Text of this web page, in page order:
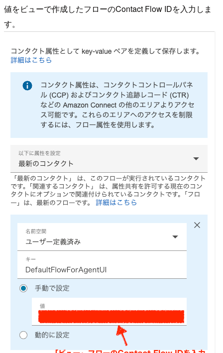
値をビューで作成したフローのContact Flow IDを入力しま
す。